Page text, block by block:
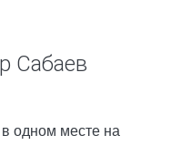
Сабаев
одном месте на